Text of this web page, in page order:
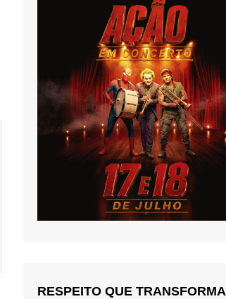
RESPEITO QUE TRANSFORMA